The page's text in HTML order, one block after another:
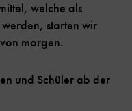
welche als
starten wir
morgen.
und Schüler ab der